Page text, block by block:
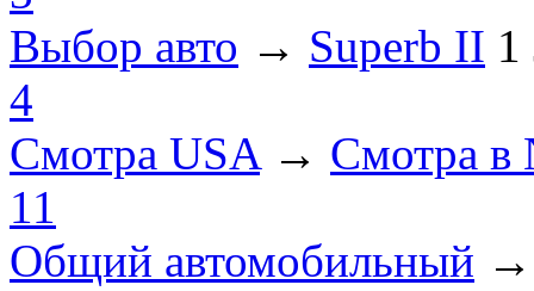
Выбор авто → Superb II
4
Смотра USA→ Смотра в
11
Общий автомобильный